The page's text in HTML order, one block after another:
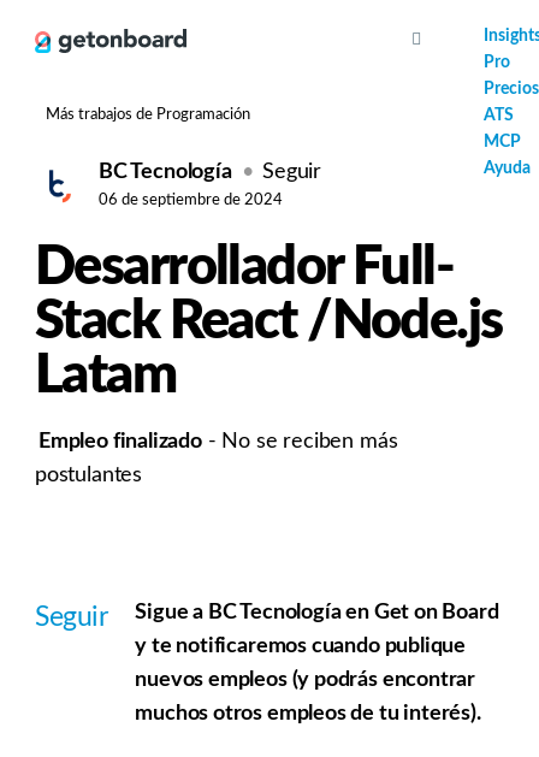
Pro
Precios
ATS
MCP
Ayuda
Más trabajos de Programación
BC Tecnología Seguir
06 de septiembre de 2024
Desarrollador Full-
Stack React /Node.js
Latam
Empleo finalizado- No se reciben más
postulantes
Seguir
Sigue a BC Tecnología en Get on Board
y te notificaremos cuando publique
nuevos empleos (y podrás encontrar
muchos otros empleos de tu interés).